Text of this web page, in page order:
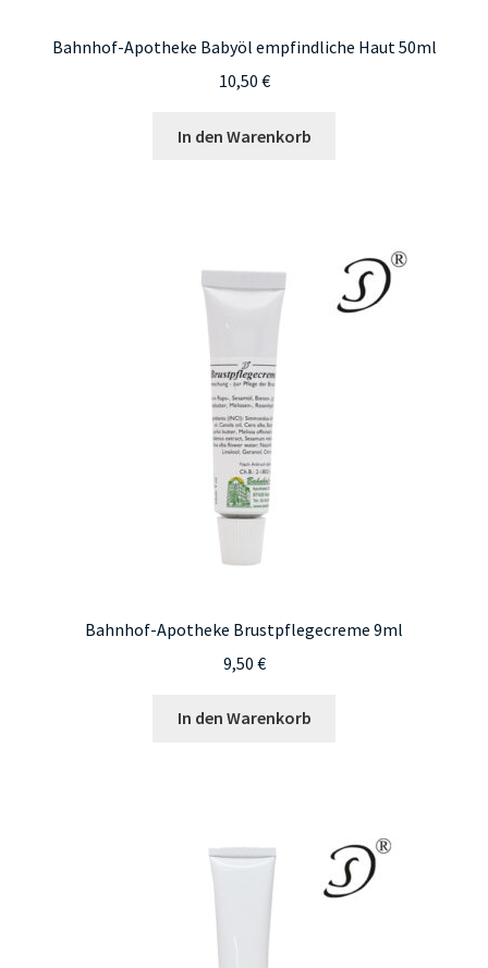
Bahnhof-Apotheke Babyöl empfindliche Haut 50ml
10,50 €
In den Warenkorb
Bahnhof-Apotheke Brustpflegecreme 9ml
9,50 €
In den Warenkorb